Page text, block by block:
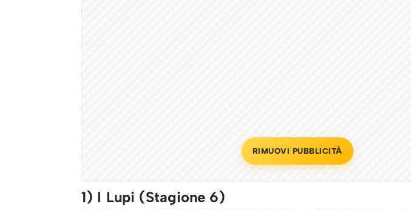
RIMUOVI PUBBLICITÀ
1) I Lupi (Stagione 6)